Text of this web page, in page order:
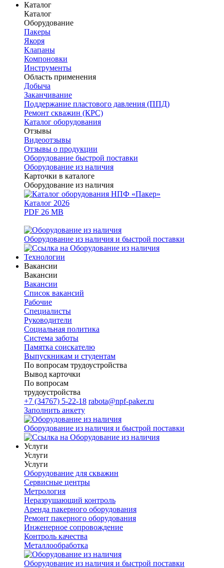
Каталог
Каталог
Оборудование
Пакеры
Якоря
Клапаны
Компоновки
Инструменты
Область применения
Добыча
Заканчивание
Поддержание пластового давления (ППД)
Ремонт скважин (КРС)
Каталог оборудования
Отзывы
Видеоотзывы
Отзывы о продукции
Оборудование быстрой поставки
Оборудование из наличия
Карточки в каталоге
Оборудование из наличия
Каталог 2026
PDF 26 MB
Оборудование из наличия и быстрой поставки
Технологии
Вакансии
Вакансии
Вакансии
Список вакансий
Рабочие
Специалисты
Руководители
Cоциальная политика
Система заботы
Памятка соискателю
Выпускникам и студентам
По вопросам трудоустройства
Вывод карточки
По вопросам
трудоустройства
+7 (34767) 5-22-18 rabota@npf-paker.ru
Заполнить анкету
Оборудование из наличия и быстрой поставки
Услуги
Услуги
Услуги
Оборудование для скважин
Сервисные центры
Метрология
Неразрушающий контроль
Аренда пакерного оборудования
Ремонт пакерного оборудования
Инженерное сопровождение
Контроль качества
Металлообработка
Оборудование из наличия и быстрой поставки